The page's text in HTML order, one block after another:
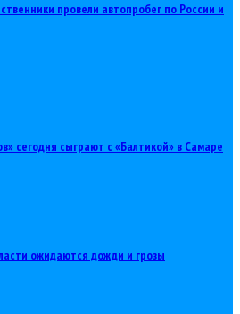
провели автопробег по России и
сегодня сыграют с «Балтикой» в Самаре
ожидаются дожди и грозы